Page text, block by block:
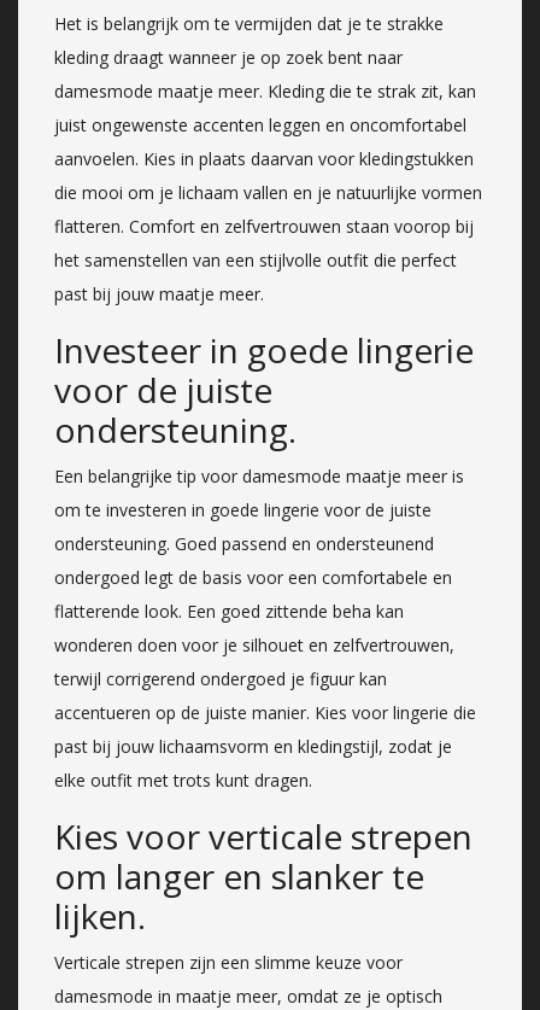
Het is belangrijk om te vermijden dat je te strakke
kleding draagt wanneer je op zoek bent naar
damesmode maatje meer. Kleding die te strak zit, kan
juist ongewenste accenten leggen en oncomfortabel
aanvoelen. Kies in plaats daarvan voor kledingstukken
die mooi om je lichaam vallen en je natuurlijke vormen
flatteren. Comfort en zelfvertrouwen staan voorop bij
het samenstellen van een stijlvolle outfit die perfect
past bij jouw maatje meer.
Investeer in goede lingerie
voor de juiste
ondersteuning.
Een belangrijke tip voor damesmode maatje meer is
om te investeren in goede lingerie voor de juiste
ondersteuning. Goed passend en ondersteunend
ondergoed legt de basis voor een comfortabele en
flatterende look. Een goed zittende beha kan
wonderen doen voor je silhouet en zelfvertrouwen,
terwijl corrigerend ondergoed je figuur kan
accentueren op de juiste manier. Kies voor lingerie die
past bij jouw lichaamsvorm en kledingstijl, zodat je
elke outfit met trots kunt dragen.
Kies voor verticale strepen
om langer en slanker te
lijken.
Verticale strepen zijn een slimme keuze voor
damesmode in maatje meer, omdat ze je optisch